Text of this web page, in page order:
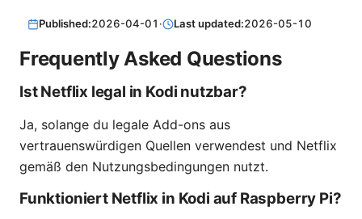
Published:2026-04-01 · Last updated:2026-05-10
Frequently Asked Questions
Ist Netflix legal in Kodi nutzbar?
Ja, solange du legale Add-ons aus
vertrauenswürdigen Quellen verwendest und Netflix
gemäß den Nutzungsbedingungen nutzt.
Funktioniert Netflix in Kodi auf Raspberry Pi?